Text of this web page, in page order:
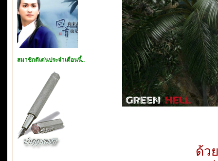
สมาชิกดีเด่นประจำเดือนนี้..
ด้ว